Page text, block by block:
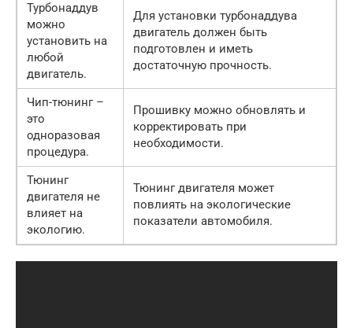
Турбонаддув
можно
установить на
любой
двигатель.
Для установки турбонаддува
двигатель должен быть
подготовлен и иметь
достаточную прочность.
Чип-тюнинг –
это
одноразовая
процедура.
Прошивку можно обновлять и
корректировать при
необходимости.
Тюнинг
двигателя не
влияет на
экологию.
Тюнинг двигателя может
повлиять на экологические
показатели автомобиля.